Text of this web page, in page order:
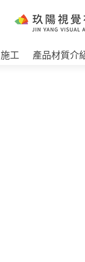
工 產品材質介